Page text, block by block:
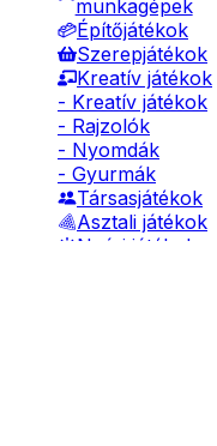
munkagépek
Építőjátékok
Szerepjátékok
Kreatív játékok
- Kreatív játékok
- Rajzolók
- Nyomdák
- Gyurmák
Társasjátékok
Asztali játékok
Nyári játékok